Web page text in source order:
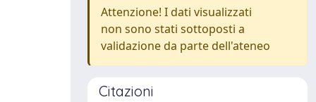
Attenzione! I dati visualizzati
non sono stati sottoposti a
validazione da parte dell'ateneo
Citazioni